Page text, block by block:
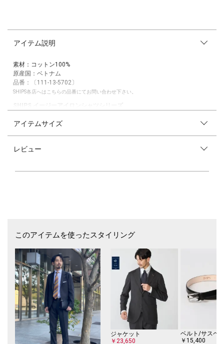
アイテム説明
素材：コットン100%
原産国：ベトナム
品番：〔111-13-5702〕
SHIPS各店へはこちらの品番にてお問い合わせ下さい。
【デザイン・仕様・サイズ】
定番のホリゾンタルカラー仕様のシャツです。
日本人の体型に合わせて前見頃と後身頃のバランスを調整。
スプリットヨークで肩周りのフィット感を向上。
だいえりはフロントに向かってカーブさせることでフィットかんの向上と
美しい襟の立ち具合を実現。
カフスは円錐状の形状にカーブさせ、着用時に立体的で綺麗な袖口を演
出。
関連品番: 〈111-13-5774〉SHIPS: イージーアイロン ヘリンボーン ホリゾ
ンタルカラー シャツ
アイテムサイズ
レビュー
このアイテムを使ったスタイリング
ジャケット
￥23,650
ベルト/サスペ
￥15,400